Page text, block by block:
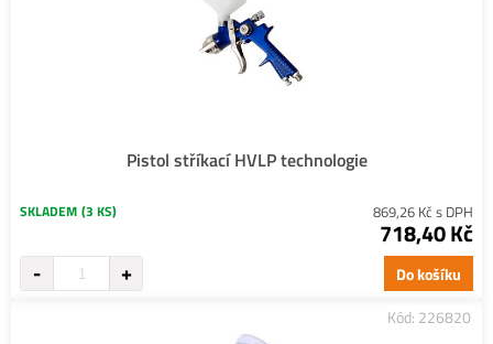
Pistol stříkací HVLP technologie
SKLADEM (3 KS) 869,26 Kč s DPH
718,40 Kč
Do košíku
Kód: 226820